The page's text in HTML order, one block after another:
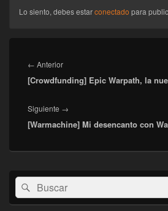
Lo siento, debes estarconectado para
de
entradas
← AnteriorEntrada
anterior:
[Crowdfunding] Epic Warpath, la
Siguiente →
siguiente:
[Warmachine] Mi desencanto con
El
área
de
Buscar
por:
Buscar